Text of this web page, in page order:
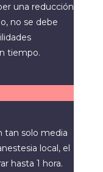
una reducción
no se debe
tiempo.
tan solo media
local, el
hasta 1 hora.